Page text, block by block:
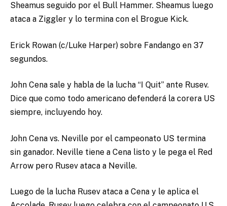
Sheamus seguido por el Bull Hammer. Sheamus luego
ataca a Ziggler y lo termina con el Brogue Kick.
Erick Rowan (c/Luke Harper) sobre Fandango en 37
segundos.
John Cena sale y habla de la lucha “I Quit” ante Rusev.
Dice que como todo americano defenderá la corera US
siempre, incluyendo hoy.
John Cena vs. Neville por el campeonato US termina
sin ganador. Neville tiene a Cena listo y le pega el Red
Arrow pero Rusev ataca a Neville.
Luego de la lucha Rusev ataca a Cena y le aplica el